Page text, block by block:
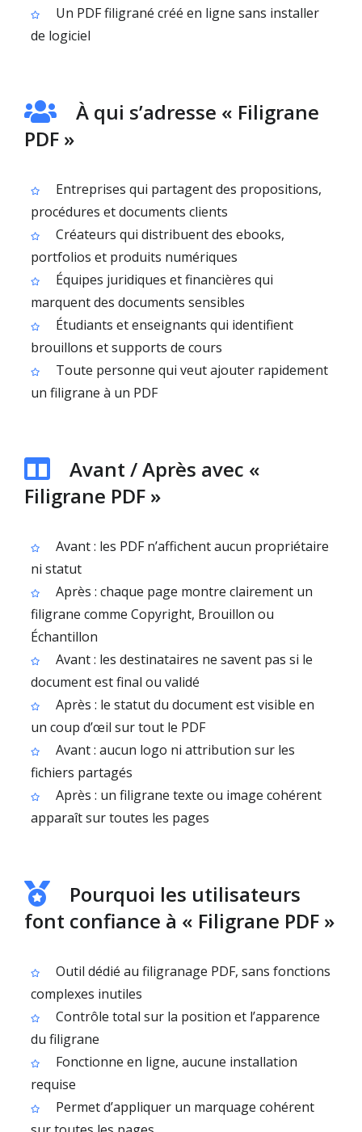
Un PDF filigrané créé en ligne sans installer
de logiciel
À qui s’adresse « Filigrane
PDF »
Entreprises qui partagent des propositions,
procédures et documents clients
Créateurs qui distribuent des ebooks,
portfolios et produits numériques
Équipes juridiques et financières qui
marquent des documents sensibles
Étudiants et enseignants qui identifient
brouillons et supports de cours
Toute personne qui veut ajouter rapidement
un filigrane à un PDF
Avant / Après avec «
Filigrane PDF »
Avant : les PDF n’affichent aucun propriétaire
ni statut
Après : chaque page montre clairement un
filigrane comme Copyright, Brouillon ou
Échantillon
Avant : les destinataires ne savent pas si le
document est final ou validé
Après : le statut du document est visible en
un coup d’œil sur tout le PDF
Avant : aucun logo ni attribution sur les
fichiers partagés
Après : un filigrane texte ou image cohérent
apparaît sur toutes les pages
Pourquoi les utilisateurs
font confiance à « Filigrane PDF »
Outil dédié au filigranage PDF, sans fonctions
complexes inutiles
Contrôle total sur la position et l’apparence
du filigrane
Fonctionne en ligne, aucune installation
requise
Permet d’appliquer un marquage cohérent